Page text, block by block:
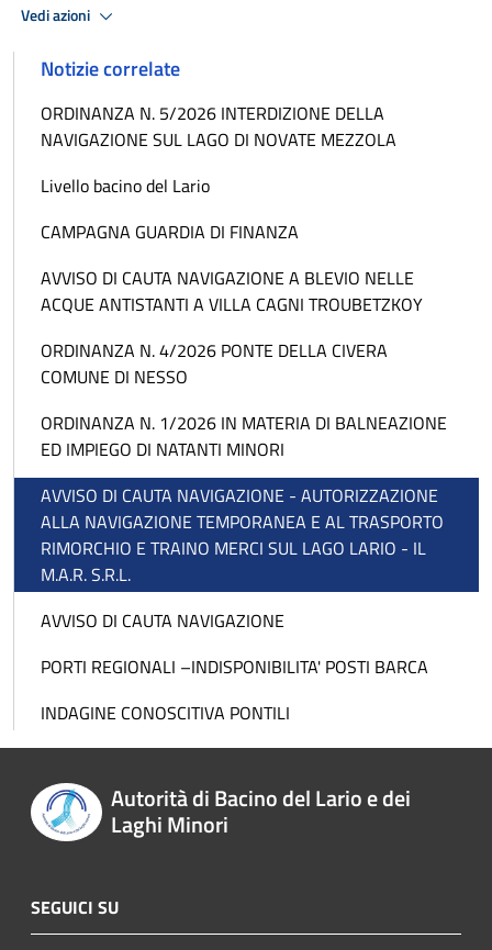
Vedi azioni
Notizie correlate
ORDINANZA N. 5/2026 INTERDIZIONE DELLA
NAVIGAZIONE SUL LAGO DI NOVATE MEZZOLA
Livello bacino del Lario
CAMPAGNA GUARDIA DI FINANZA
AVVISO DI CAUTA NAVIGAZIONE A BLEVIO NELLE
ACQUE ANTISTANTI A VILLA CAGNI TROUBETZKOY
ORDINANZA N. 4/2026 PONTE DELLA CIVERA
COMUNE DI NESSO
ORDINANZA N. 1/2026 IN MATERIA DI BALNEAZIONE
ED IMPIEGO DI NATANTI MINORI
AVVISO DI CAUTA NAVIGAZIONE - AUTORIZZAZIONE
ALLA NAVIGAZIONE TEMPORANEA E AL TRASPORTO
RIMORCHIO E TRAINO MERCI SUL LAGO LARIO - IL
M.A.R. S.R.L.
AVVISO DI CAUTA NAVIGAZIONE
PORTI REGIONALI –INDISPONIBILITA' POSTI BARCA
INDAGINE CONOSCITIVA PONTILI
Autorità di Bacino del Lario e dei
Laghi Minori
SEGUICI SU